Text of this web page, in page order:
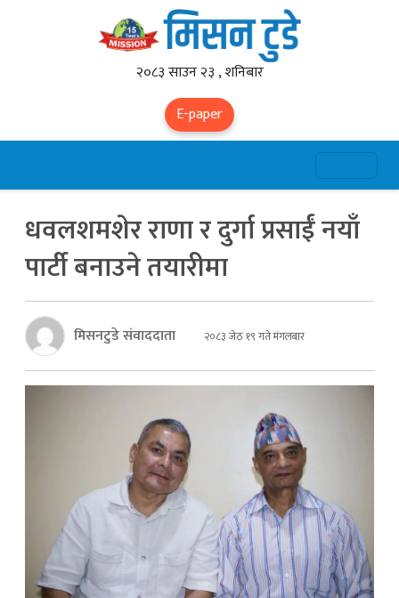
२०८३ साउन २३ , शनिबार
E-paper
धवलशमशेर राणा र दुर्गा प्रसाईं नयाँ
पार्टी बनाउने तयारीमा
मिसनटुडे संवाददाता २०८३ जेठ १९ गते मंगलबार